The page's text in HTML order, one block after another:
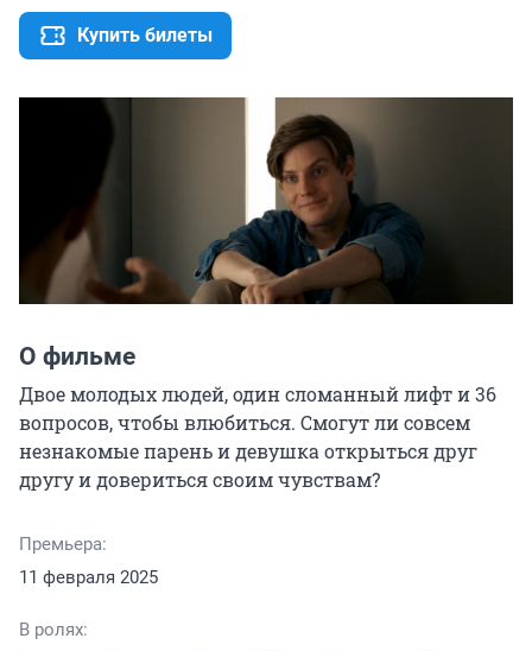
Купить билеты
О фильме
Двое молодых людей, один сломанный лифт и 36
вопросов, чтобы влюбиться. Смогут ли совсем
незнакомые парень и девушка открыться друг
другу и довериться своим чувствам?
Премьера:
11 февраля 2025
В ролях: